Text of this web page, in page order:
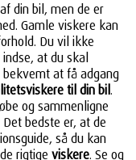
din bil, men de er
Gamle viskere kan
Du vil ikke
at du skal
at få adgang
til din bil.
og sammenligne
bedste er, at de
så du kan
rigtige viskere. Se og